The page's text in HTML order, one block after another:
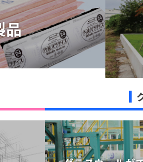
品
品